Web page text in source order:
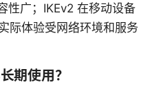
性广；IKEv2 在移动设备
际体验受网络环境和服务
期使用？